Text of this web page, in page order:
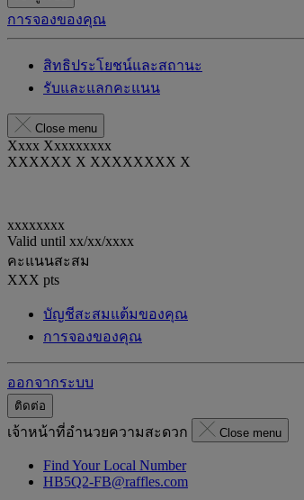
การจองของคุณ
สิทธิประโยชน์และสถานะ
รับและแลกคะแนน
Close menu
Xxxx Xxxxxxxxx
XXXXXX X XXXXXXXX X
xxxxxxxx
Valid until xx/xx/xxxx
คะแนนสะสม
XXX pts
บัญชีสะสมแต้มของคุณ
การจองของคุณ
ออกจากระบบ
ติดต่อ
เจ้าหน้าที่อำนวยความสะดวก Close menu
Find Your Local Number
HB5Q2-FB@raffles.com